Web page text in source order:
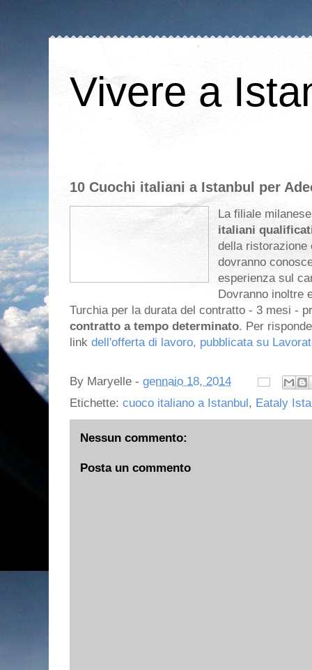
Vivere a
10 Cuochi italiani a Istanbul per
La filiale
italiani
della
dovranno
esperienza sul
Dovranno inoltre
Turchia per la durata del contratto - 3 mesi -
contratto a tempo determinato. Per
link dell'offerta di lavoro, pubblicata su
By Maryelle - gennaio 18, 2014
Etichette: cuoco italiano a Istanbul, Eataly
Nessun commento:
Posta un commento